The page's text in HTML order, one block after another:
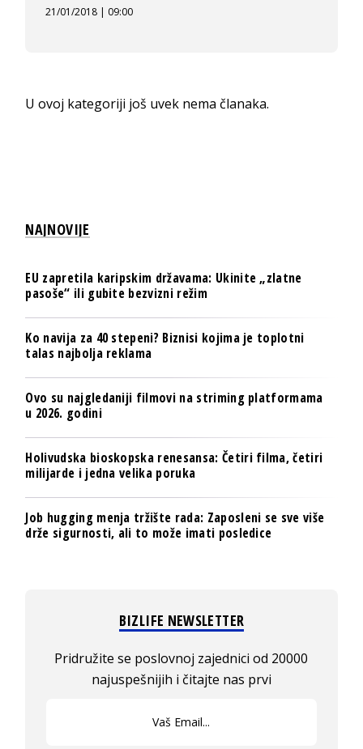
21/01/2018 | 09:00
U ovoj kategoriji još uvek nema članaka.
NAJNOVIJE
EU zapretila karipskim državama: Ukinite „zlatne
pasoše“ ili gubite bezvizni režim
Ko navija za 40 stepeni? Biznisi kojima je toplotni
talas najbolja reklama
Ovo su najgledaniji filmovi na striming platformama
u 2026. godini
Holivudska bioskopska renesansa: Četiri filma, četiri
milijarde i jedna velika poruka
Job hugging menja tržište rada: Zaposleni se sve više
drže sigurnosti, ali to može imati posledice
BIZLIFE NEWSLETTER
Pridružite se poslovnoj zajednici od 20000
najuspešnijih i čitajte nas prvi